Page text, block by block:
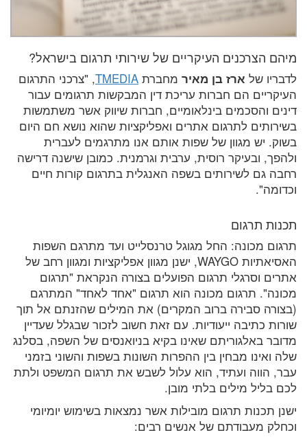
מיהם הצרכנים העיקריים של שירותי תרגום בישראל?
לדבריו של ארז בן מאיר מחברת TMEDIA, "צרכני התרגום
העיקריים הם חברות עריכת דין המבקשות תרגומים עבור
דינים והסכמים בינלאומיים, חברות שיווק אשר משתמשות
בשירותים לתרגום אתרים ואפליקציות שהוא נושא חם היום
בשוק. יש מגוון של שפות אותם אנו מתרגמים לעברית
ולהפך, ובעיקר רוסית, ערבית וגרמנית. כמובן שישנה דרישה
רחבה גם לשירותים בשפה האנגלית בתרגום קורות חיים
וכדומה".
תכנות תרגום
תרגום מכונה: החל מגוגל טרנסלייט ועד מתרגם השפות
האסיאתיות WAYGO, ישנן מגוון אפליקציות ומגוון רחב של
אתרים וסרגלי תרגום הפועלים בצורה הנקראת "תרגום
מכונה". תרגום מכונה הוא תרגום "אחד לאחד" המתרגם
(בצורה סבירה ברוב המקרים) את המילים שהזנתם אל תוך
שורות כתיבה ייעודיות. עם זאת חשוב לזכור שבגלל שעדיין
מדובר באלגוריתם שאינו בקיא בניואנסים של השפה, בסלנג
שלה ואינו מבחין בין ההפרות השונות בשפות והשוני בזמני
עבר, הווה ועתיד, הוא עלול לשבש את תרגום המשפט ולתת
לכם בליל מילים בלתי מובן.
ישנן תכנות תרגום מובילות אשר נמצאות בשימוש יומיומי
וכחלק מעבודתם של אנשים רבים: